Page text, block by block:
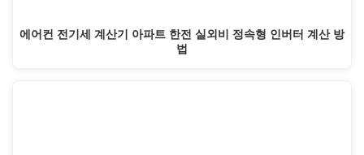
에어컨 전기세 계산기 아파트 한전 실외비 정속형 인버터 계산 방
법